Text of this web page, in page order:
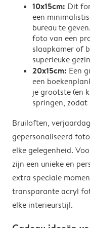
10x15cm: Dit
een
bureau te
foto van een
slaapkamer of
superleuke
20x15cm: Een
een
je grootste (en
springen, zodat
Bruiloften,
gepersonaliseerd
elke gelegenheid.
zijn een unieke en
extra speciale
transparante acryl
elke interieurstijl.